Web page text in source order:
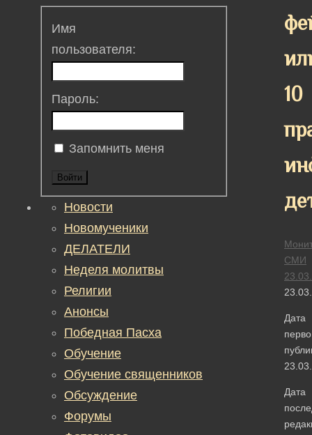
10
СМИ
Дата
Дата
Имя
пользователя:
Пароль:
Запомнить меня
Войти
Новости
Новомученики
ДЕЛАТЕЛИ
Неделя молитвы
Религии
Анонсы
Победная Пасха
Обучение
Обучение священников
Обсуждение
Форумы